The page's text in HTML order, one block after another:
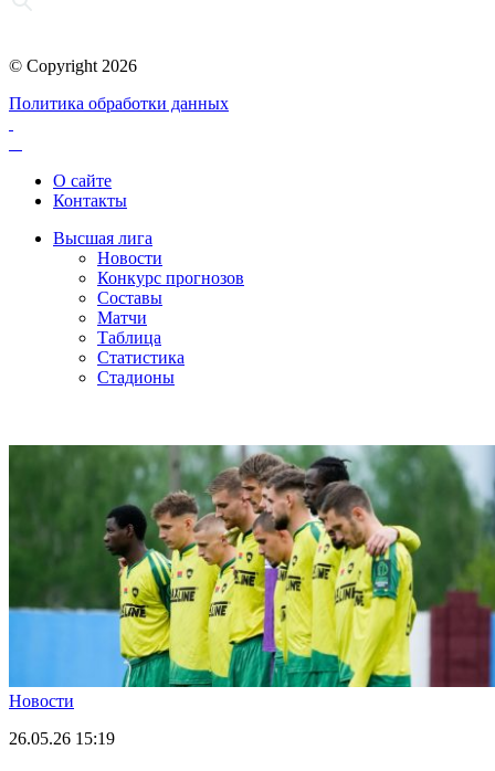
© Copyright 2026
Политика обработки данных
О сайте
Контакты
Высшая лига
Новости
Конкурс прогнозов
Составы
Матчи
Таблица
Статистика
Стадионы
Новости
26.05.26 15:19